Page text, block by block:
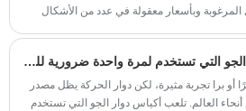
المرغوبة وبأسعار معقولة في عدد من الأشكال
ما الذي يجعل أكياس دوار الجو التي تستخدم لمرة واحدة ضرورية للسفر الآمن والمريح؟
أو برا تجربة مثيرة، لكن دوار الحركة يظل مصدر
العالم. تلعب أكياس دوار الجو التي تستخدم